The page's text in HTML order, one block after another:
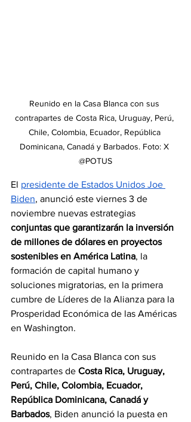
Reunido en la Casa Blanca con sus
contrapartes de Costa Rica, Uruguay, Perú,
Chile, Colombia, Ecuador, República
Dominicana, Canadá y Barbados. Foto: X
@POTUS
El presidente de Estados Unidos Joe
Biden, anunció este viernes 3 de
noviembre nuevas estrategias
conjuntas que garantizarán la inversión
de millones de dólares en proyectos
sostenibles en América Latina, la
formación de capital humano y
soluciones migratorias, en la primera
cumbre de Líderes de la Alianza para la
Prosperidad Económica de las Américas
en Washington.
Reunido en la Casa Blanca con sus
contrapartes de Costa Rica, Uruguay,
Perú, Chile, Colombia, Ecuador,
República Dominicana, Canadá y
Barbados, Biden anunció la puesta en